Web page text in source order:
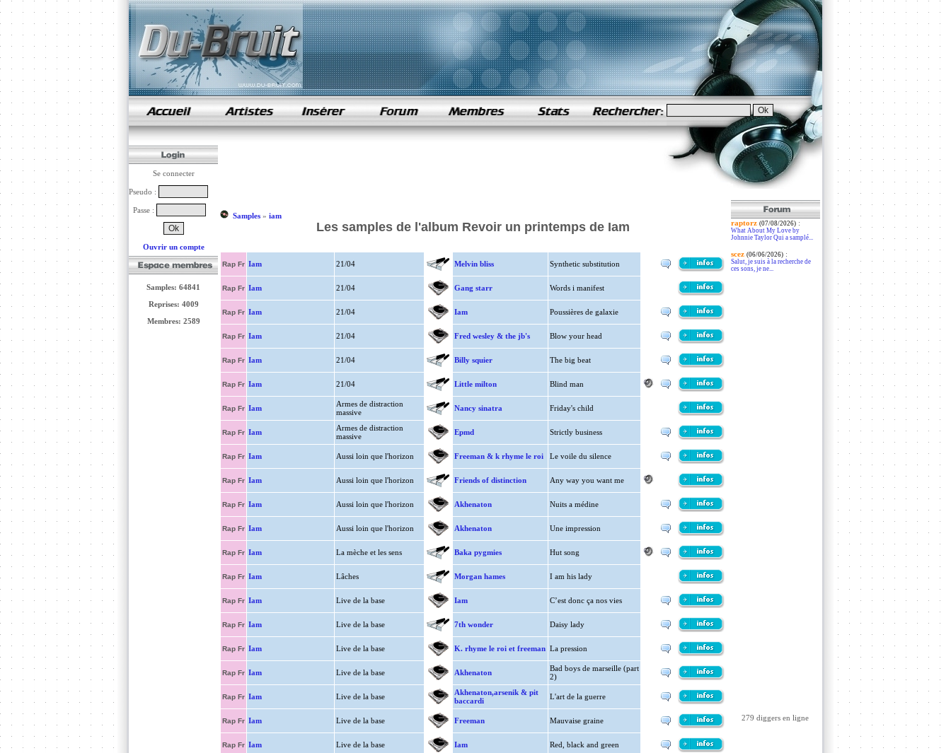
samples de rap
Se connecter
Pseudo :
Passe :
Ouvrir un compte
Samples: 64841
Reprises: 4009
Membres: 2589
Samples» iam
Les samples de l'album Revoir un printemps de Iam
Rap Fr Iam 21/04 Melvin bliss Synthetic substitution
Rap Fr Iam 21/04 Gang starr Words i manifest
Rap Fr Iam 21/04 Iam Poussières de galaxie
Rap Fr Iam 21/04 Fred wesley & the jb's Blow your head
Rap Fr Iam 21/04 Billy squier The big beat
Rap Fr Iam 21/04 Little milton Blind man
Rap Fr Iam
Armes de distraction
massive
Nancy sinatra Friday's child
Rap Fr Iam
Armes de distraction
massive
Epmd Strictly business
Rap Fr Iam Aussi loin que l'horizon Freeman & k rhyme le roi Le voile du silence
Rap Fr Iam Aussi loin que l'horizon Friends of distinction Any way you want me
Rap Fr Iam Aussi loin que l'horizon Akhenaton Nuits a médine
Rap Fr Iam Aussi loin que l'horizon Akhenaton Une impression
Rap Fr Iam La mèche et les sens Baka pygmies Hut song
Rap Fr Iam Lâches Morgan hames I am his lady
Rap Fr Iam Live de la base Iam C’est donc ça nos vies
Rap Fr Iam Live de la base 7th wonder Daisy lady
Rap Fr Iam Live de la base K. rhyme le roi et freeman La pression
Rap Fr Iam Live de la base Akhenaton
Bad boys de marseille (part
2)
Rap Fr Iam Live de la base
Akhenaton,arsenik & pit
baccardi
L'art de la guerre
Rap Fr Iam Live de la base Freeman Mauvaise graine
Rap Fr Iam Live de la base Iam Red, black and green
raptorz (07/08/2026):
What About My Love by
Johnnie Taylor Qui a samplé...
scez (06/06/2026):
Salut, je suis à la recherche de
ces sons, je ne...
279 diggers en ligne